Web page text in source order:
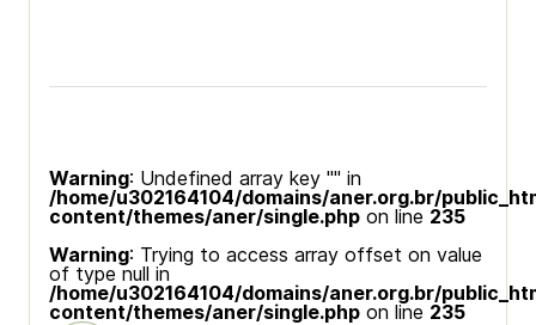
Warning: Undefined array key "" in
/home/u302164104/domains/aner.org.br/
content/themes/aner/single.php on line 235
Warning: Trying to access array offset on value
of type null in
/home/u302164104/domains/aner.org.br/
content/themes/aner/single.php on line 235